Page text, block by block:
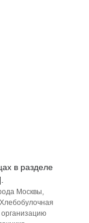
в разделе
Москвы,